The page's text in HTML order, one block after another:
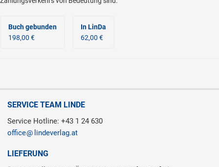
Buch gebunden
198,00 €
In LinDa
62,00 €
SERVICE TEAM LINDE
Service Hotline: +43 1 24 630
office
lindeverlag.at
LIEFERUNG